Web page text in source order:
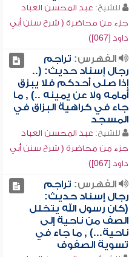
للشيخ: عبد المحسن العباد
جزء من محاضرة ( شرح سنن أبي
داود [067])
الفهرس: تراجم
رجال إسناد حديث: (..
إذا صلى أحدكم فلا يبزق
أمامه ولا عن يمينه ..) , ما
جاء في كراهية البزاق في
المسجد
للشيخ: عبد المحسن العباد
جزء من محاضرة ( شرح سنن أبي
داود [067])
الفهرس: تراجم
رجال إسناد حديث:
(كان رسول الله يتخلل
الصف من ناحية إلى
ناحية...) , ما جاء في
تسوية الصفوف